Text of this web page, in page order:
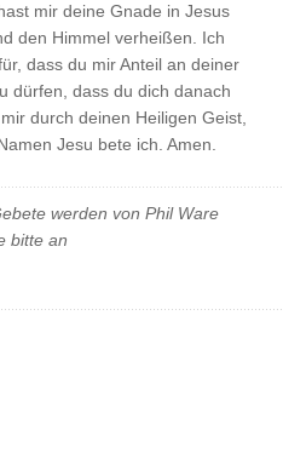
mir deine Gnade in Jesus
den Himmel verheißen. Ich
dass du mir Anteil an deiner
dürfen, dass du dich danach
durch deinen Heiligen Geist,
Jesu bete ich. Amen.
werden von Phil Ware
bitte an